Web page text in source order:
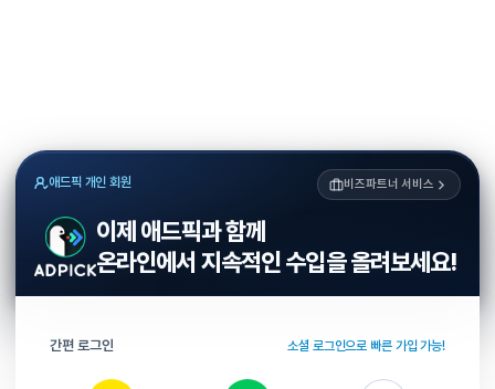
애드픽 개인 회원 비즈파트너 서비스
이제 애드픽과 함께
온라인에서 지속적인 수입을 올려보세요!
간편 로그인 소셜 로그인으로 빠른 가입 가능!